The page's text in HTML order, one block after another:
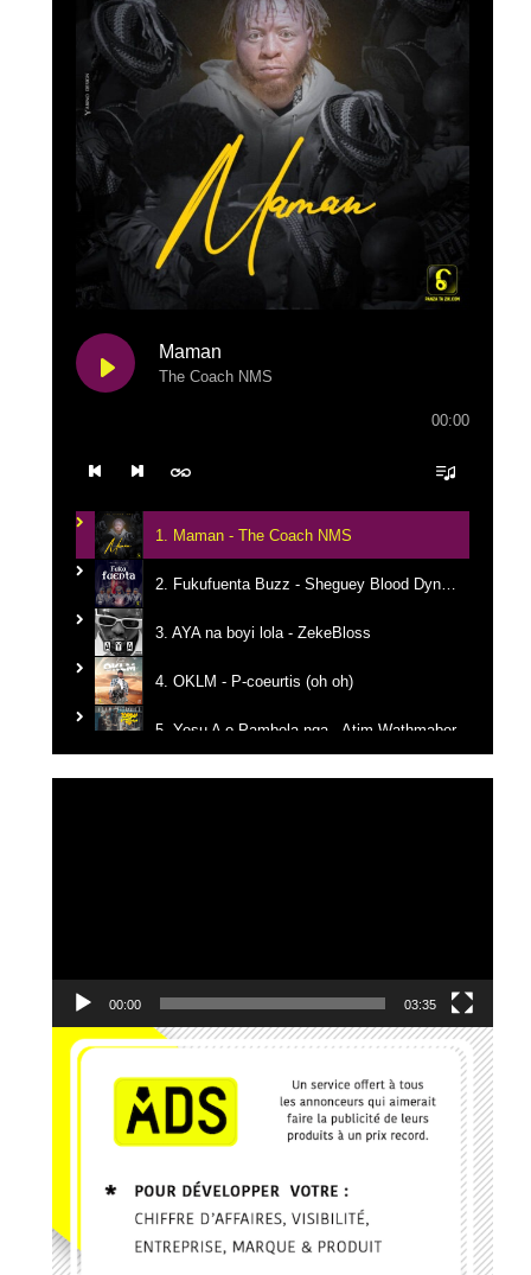
Maman
The Coach NMS
00:00
1. Maman - The Coach NMS
3. AYA na boyi lola - ZekeBloss
4. OKLM - P-coeurtis (oh oh)
5. Yesu A o Pambola nga - Atim Wathmaber
6. Tikanga na yemba - Candy Mulamba
00:00 03:35